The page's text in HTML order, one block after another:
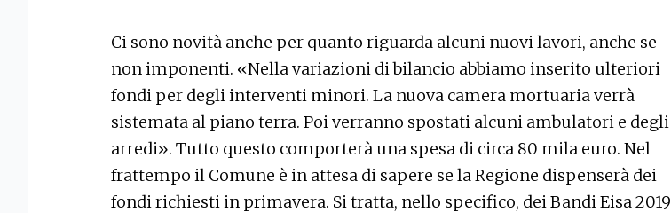
Ci sono novità anche per quanto riguarda alcuni nuovi lavori, anche se
non imponenti. «Nella variazioni di bilancio abbiamo inserito ulteriori
fondi per degli interventi minori. La nuova camera mortuaria verrà
sistemata al piano terra. Poi verranno spostati alcuni ambulatori e degli
arredi». Tutto questo comporterà una spesa di circa 80 mila euro. Nel
frattempo il Comune è in attesa di sapere se la Regione dispenserà dei
fondi richiesti in primavera. Si tratta, nello specifico, dei Bandi Eisa 2019